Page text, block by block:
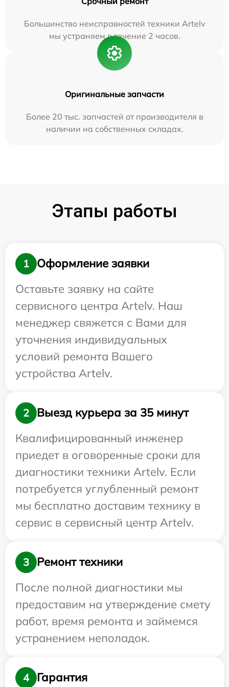
Большинство неисправностей техники Artelv
мы устраняем в течение 2 часов.
Оригинальные запчасти
Более 20 тыс. запчастей от производителя в
наличии на собственных складах.
Этапы работы
1
Оформление заявки
Оставьте заявку на сайте
сервисного центра Artelv. Наш
менеджер свяжется с Вами для
уточнения индивидуальных
условий ремонта Вашего
устройства Artelv.
2
Выезд курьера за 35 минут
Квалифицированный инженер
приедет в оговоренные сроки для
диагностики техники Artelv. Если
потребуется углубленный ремонт
мы бесплатно доставим технику в
сервис в сервисный центр Artelv.
3
Ремонт техники
После полной диагностики мы
предоставим на утверждение смету
работ, время ремонта и займемся
устранением неполадок.
4 Гарантия